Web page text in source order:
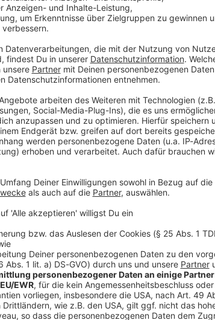
in Isny im Allgäu (Kreis Ravensburg) zur
hatten von einem Schüleraccount aus
mehrere Lehrkräfte angeschrieben und
Zur Sicherheit sei die Schule vor dem
worden. Die Schüler hielten sich noch
startete dann wenig später regulär der
wurden sichergestellt. Die Polizei
Unbekannte gehackt und für die